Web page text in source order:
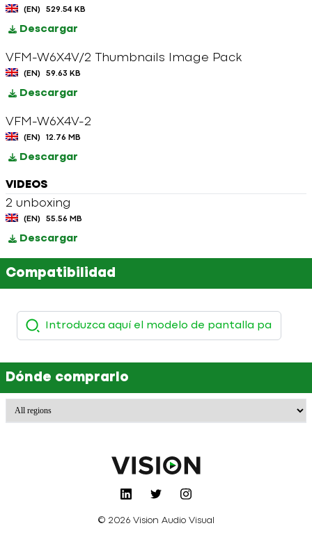
(EN) 529.54 KB
Descargar
VFM-W6X4V/2 Thumbnails Image Pack
(EN) 59.63 KB
Descargar
VFM-W6X4V-2
(EN) 12.76 MB
Descargar
VIDEOS
2 unboxing
(EN) 55.56 MB
Descargar
Compatibilidad
Dónde comprarlo
© 2026 Vision Audio Visual